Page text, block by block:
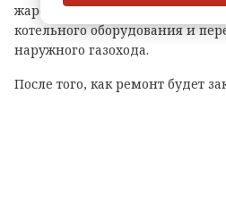
жаротрубный котел, а также
котельного оборудования и
наружного газохода.
После того, как ремонт будет